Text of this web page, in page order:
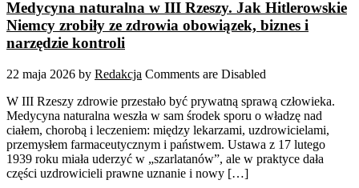
Medycyna naturalna w III Rzeszy. Jak Hitlerowskie
Niemcy zrobiły ze zdrowia obowiązek, biznes i
narzędzie kontroli
22 maja 2026 by Redakcja Comments are Disabled
W III Rzeszy zdrowie przestało być prywatną sprawą człowieka.
Medycyna naturalna weszła w sam środek sporu o władzę nad
ciałem, chorobą i leczeniem: między lekarzami, uzdrowicielami,
przemysłem farmaceutycznym i państwem. Ustawa z 17 lutego
1939 roku miała uderzyć w „szarlatanów”, ale w praktyce dała
części uzdrowicieli prawne uznanie i nowy […]